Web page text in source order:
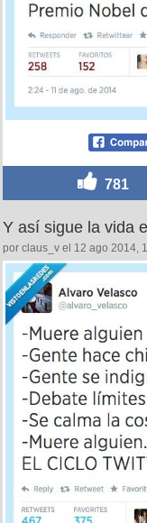
781
Y así sigue la vida
por claus_v el 12 ago 2014,